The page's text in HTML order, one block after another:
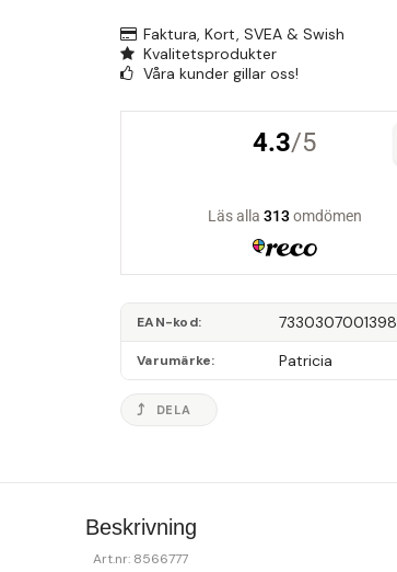
Faktura, Kort, SVEA & Swish
Kvalitetsprodukter
Våra kunder gillar oss!
EAN-kod 7330307001398
Varumärke Patricia
DELA
Beskrivning
Art.nr: 8566777